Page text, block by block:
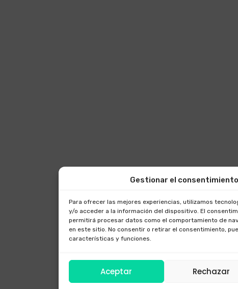
Gestionar el
Para ofrecer las mejores experiencias, utilizamos
y/o acceder a la información del dispositivo. El
permitirá procesar datos como el comportamiento de
en este sitio. No consentir o retirar el consentimiento,
características y funciones.
Aceptar Rechazar